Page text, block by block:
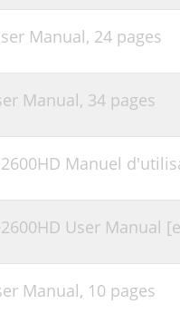
Manual, 24 pages
Manual, 34 pages
Manuel
User Manual
Manual, 10 pages